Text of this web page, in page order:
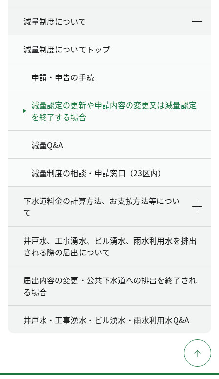
減量制度について
減量制度についてトップ
申請・申告の手続
減量認定の更新や申請内容の変更又は減量認定
を終了する場合
減量Q&A
減量制度の相談・申請窓口（23区内）
下水道料金の計算方法、お支払方法等につい
て
井戸水、工事湧水、ビル湧水、雨水利用水を排出
される際の届出について
届出内容の変更・公共下水道への排出を終了され
る場合
井戸水・工事湧水・ビル湧水・雨水利用水Q&A